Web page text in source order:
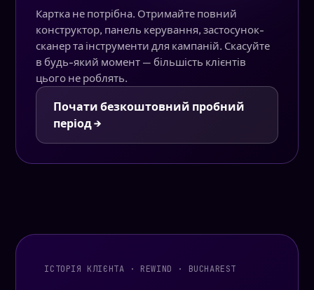
Картка не потрібна. Отримайте повний
конструктор, панель керування, застосунок-
сканер та інструменти для кампаній. Скасуйте
в будь-який момент — більшість клієнтів
цього не роблять.
Почати безкоштовний пробний
період →
ІСТОРІЯ КЛІЄНТА · REWIND · BUCHAREST